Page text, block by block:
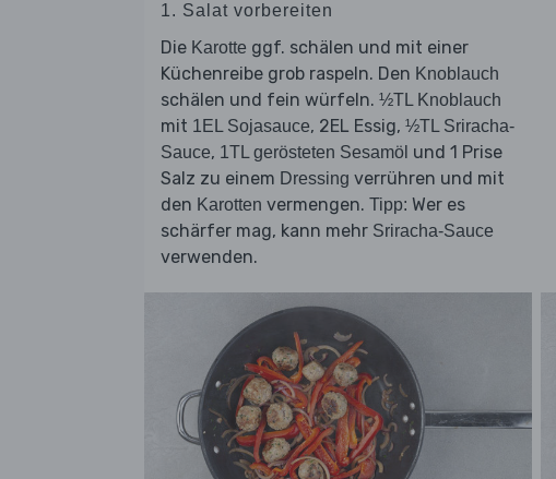
1. Salat vorbereiten
Die Karotte ggf. schälen und mit einer
Küchenreibe grob raspeln. Den Knoblauch
schälen und fein würfeln. ½TL Knoblauch
mit 1EL Sojasauce, 2EL Essig, ½TL Sriracha-
Sauce, 1TL gerösteten Sesamöl und 1 Prise
Salz zu einem Dressing verrühren und mit
den Karotten vermengen. Tipp: Wer es
schärfer mag, kann mehr Sriracha-Sauce
verwenden.